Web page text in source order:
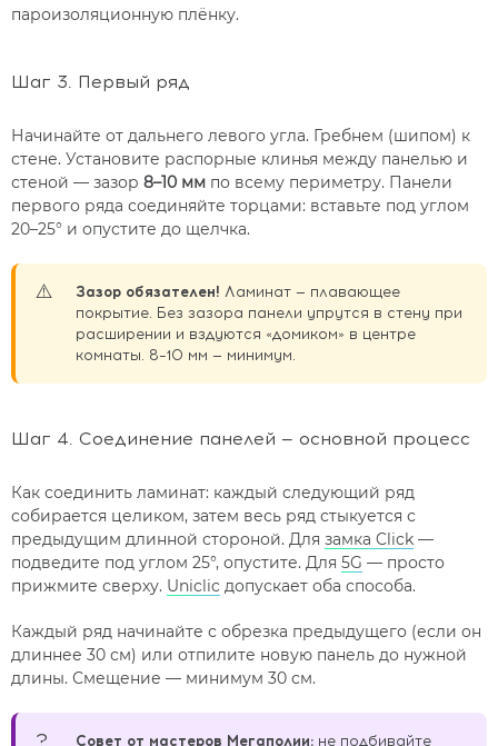
пароизоляционную плёнку.
Шаг 3. Первый ряд
Начинайте от дальнего левого угла. Гребнем (шипом) к
стене. Установите распорные клинья между панелью и
стеной — зазор 8–10 мм по всему периметру. Панели
первого ряда соединяйте торцами: вставьте под углом
20–25° и опустите до щелчка.
⚠️ Зазор обязателен! Ламинат — плавающее
покрытие. Без зазора панели упрутся в стену при
расширении и вздуются «домиком» в центре
комнаты. 8–10 мм — минимум.
Шаг 4. Соединение панелей — основной процесс
Как соединить ламинат: каждый следующий ряд
собирается целиком, затем весь ряд стыкуется с
предыдущим длинной стороной. Для замка Click —
подведите под углом 25°, опустите. Для 5G — просто
прижмите сверху. Uniclic допускает оба способа.
Каждый ряд начинайте с обрезка предыдущего (если он
длиннее 30 см) или отпилите новую панель до нужной
длины. Смещение — минимум 30 см.
? Совет от мастеров Мегаполии: не подбивайте